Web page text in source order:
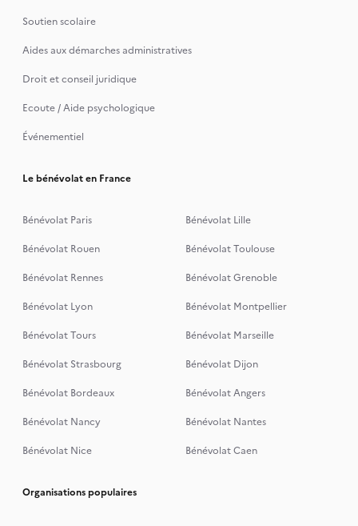
A bientôt
Soutien scolaire
Aides aux démarches administratives
Droit et conseil juridique
Ecoute / Aide psychologique
Événementiel
Le bénévolat en France
Bénévolat Paris
Bénévolat Lille
Bénévolat Rouen
Bénévolat Toulouse
Bénévolat Rennes
Bénévolat Grenoble
Bénévolat Lyon
Bénévolat Montpellier
Bénévolat Tours
Bénévolat Marseille
Bénévolat Strasbourg
Bénévolat Dijon
Bénévolat Bordeaux
Bénévolat Angers
Bénévolat Nancy
Bénévolat Nantes
Bénévolat Nice
Bénévolat Caen
Organisations populaires